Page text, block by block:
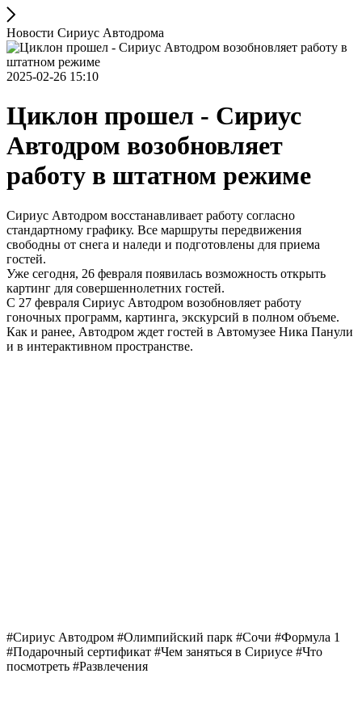
Новости Сириус Автодрома
2025-02-26 15:10
Циклон прошел - Сириус
Автодром возобновляет
работу в штатном режиме
Сириус Автодром восстанавливает работу согласно
стандартному графику. Все маршруты передвижения
свободны от снега и наледи и подготовлены для приема
гостей.
Уже сегодня, 26 февраля появилась возможность открыть
картинг для совершеннолетних гостей.
С 27 февраля Сириус Автодром возобновляет работу
гоночных программ, картинга, экскурсий в полном объеме.
Как и ранее, Автодром ждет гостей в Автомузее Ника Панули
и в интерактивном пространстве.
#Сириус Автодром #Олимпийский парк #Сочи #Формула 1
#Подарочный сертификат #Чем заняться в Сириусе #Что
посмотреть #Развлечения